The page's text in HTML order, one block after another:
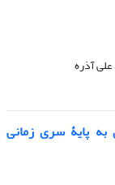
آذره
پایۀ سری‌ زمانی